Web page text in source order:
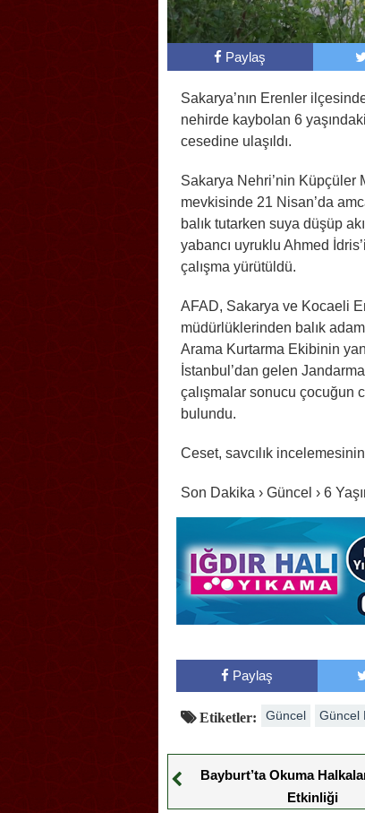
Paylaş
Sakarya’nın Erenler
nehirde kaybolan 6
cesedine ulaşıldı.
Sakarya Nehri’nin Küpçüler
mevkisinde 21 Nisan’da
balık tutarken suya düşüp
yabancı uyruklu Ahmed
çalışma yürütüldü.
AFAD, Sakarya ve Kocaeli
müdürlüklerinden balık
Arama Kurtarma Ekibinin
İstanbul’dan gelen
çalışmalar sonucu çocuğun
bulundu.
Ceset, savcılık
Son Dakika › Güncel › 6
Paylaş
Etiketler: Güncel Güncel
Bayburt’ta Okuma
Etkinliği